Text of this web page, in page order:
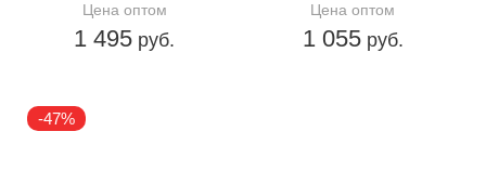
Цена оптом
1 495 руб.
Цена оптом
1 055руб.
-47%